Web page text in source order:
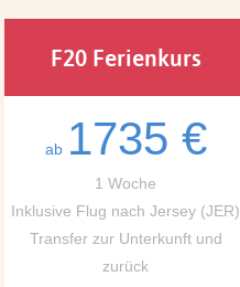
F20 Ferienkurs
ab 1735 €
1 Woche
Inklusive Flug nach Jersey (JER)
Transfer zur Unterkunft und
zurück